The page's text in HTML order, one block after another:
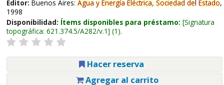
Editor: Buenos Aires: Agua y Energía Eléctrica, Sociedad del Estado,
1998
Disponibilidad: Ítems disponibles para préstamo: Signatura
topográfica: 621.374.5/A282/v.1 (1).
Hacer reserva
Agregar al carrito